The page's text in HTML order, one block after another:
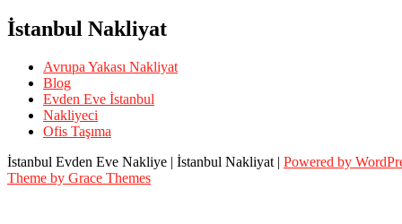
İstanbul Nakliyat
Avrupa Yakası Nakliyat
Blog
Evden Eve İstanbul
Nakliyeci
Ofis Taşıma
İstanbul Evden Eve Nakliye | İstanbul Nakliyat | Powered by
Theme by Grace Themes